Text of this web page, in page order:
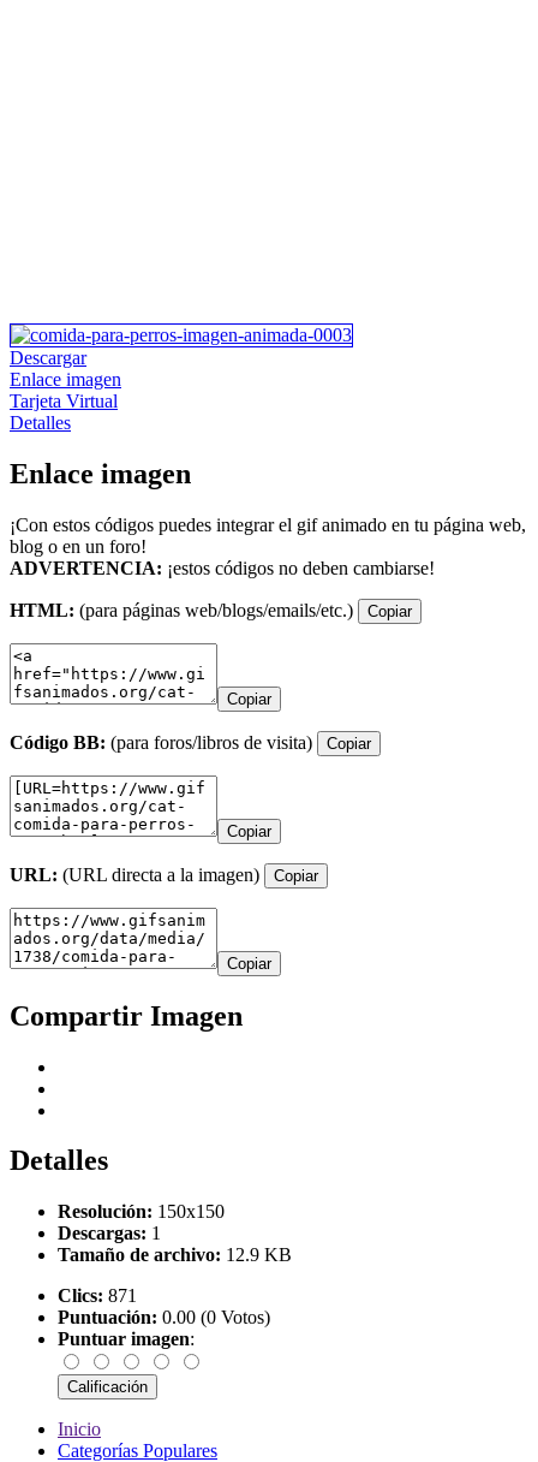
Descargar
Enlace imagen
Tarjeta Virtual
Detalles
Enlace imagen
¡Con estos códigos puedes integrar el gif animado en tu página web,
blog o en un foro!
ADVERTENCIA: ¡estos códigos no deben cambiarse!
HTML: (para páginas web/blogs/emails/etc.) Copiar
Copiar
Código BB: (para foros/libros de visita) Copiar
Copiar
URL: (URL directa a la imagen) Copiar
Copiar
Compartir Imagen
Detalles
Resolución: 150x150
Descargas: 1
Tamaño de archivo: 12.9 KB
Clics: 871
Puntuación: 0.00 (0 Votos)
Puntuar imagen:
Inicio
Categorías Populares